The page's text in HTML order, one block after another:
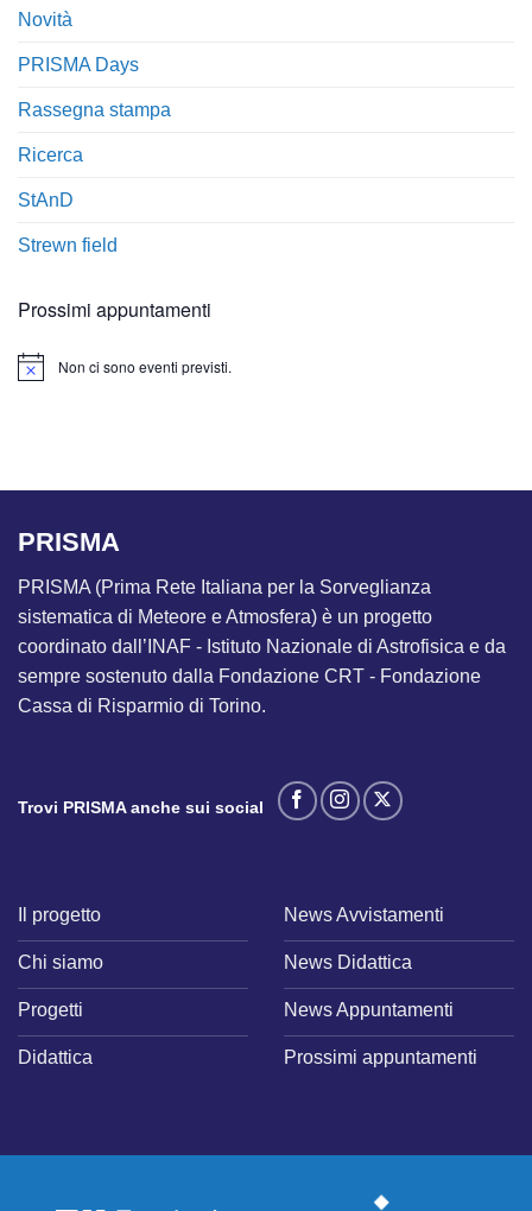
Novità
PRISMA Days
Rassegna stampa
Ricerca
StAnD
Strewn field
Prossimi appuntamenti
Notice Non ci sono eventi previsti.
PRISMA
PRISMA (Prima Rete Italiana per la Sorveglianza
sistematica di Meteore e Atmosfera) è un progetto
coordinato dall’INAF - Istituto Nazionale di Astrofisica e da
sempre sostenuto dalla Fondazione CRT - Fondazione
Cassa di Risparmio di Torino.
Trovi PRISMA anche sui social
Il progetto
Chi siamo
Progetti
Didattica
News Avvistamenti
News Didattica
News Appuntamenti
Prossimi appuntamenti